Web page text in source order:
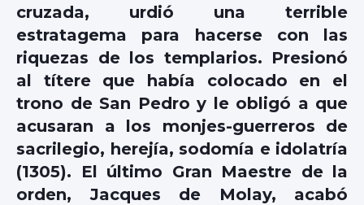
cruzada, urdió una terrible
estratagema para hacerse con las
riquezas de los templarios. Presionó
al títere que había colocado en el
trono de San Pedro y le obligó a que
acusaran a los monjes-guerreros de
sacrilegio, herejía, sodomía e idolatría
(1305). El último Gran Maestre de la
orden, Jacques de Molay, acabó